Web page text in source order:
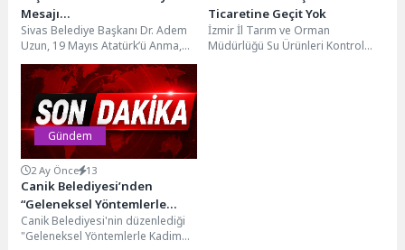
Mesajı…
Sivas Belediye Başkanı Dr. Adem
Uzun, 19 Mayıs Atatürk’ü Anma,
Gençlik ve Spor Bayramı
dolayısıyla...
Ticaretine Geçit Yok
İzmir İl Tarım ve Orman
Müdürlüğü Su Ürünleri Kontrol
Gündem
2 Ay Önce 13
Canik Belediyesi’nden
“Geleneksel Yöntemlerle
Kadim Şifanın İzinde”
Konferansı
Canik Belediyesi'nin düzenlediği
"Geleneksel Yöntemlerle Kadim